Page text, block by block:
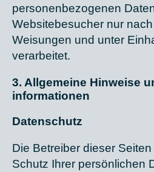
personenbezogenen
Websitebesucher nur
Weisungen und unter
verarbeitet.
3. Allgemeine Hinweise
informationen
Datenschutz
Die Betreiber dieser
Schutz Ihrer persönlichen